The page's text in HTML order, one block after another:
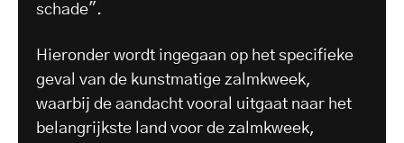
schade".
Hieronder wordt ingegaan op het specifieke
geval van de kunstmatige zalmkweek,
waarbij de aandacht vooral uitgaat naar het
belangrijkste land voor de zalmkweek,